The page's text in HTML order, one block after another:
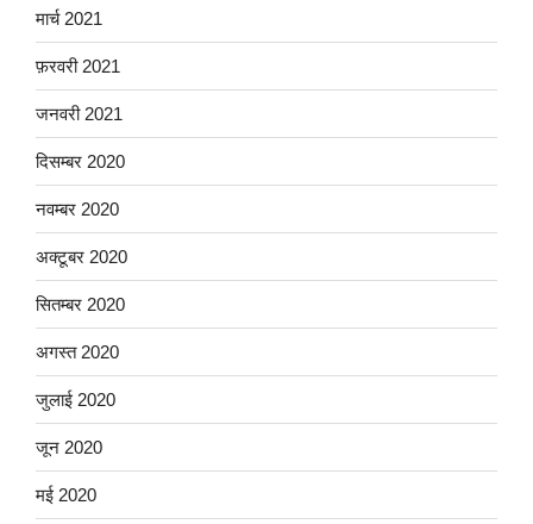
मार्च 2021
फ़रवरी 2021
जनवरी 2021
दिसम्बर 2020
नवम्बर 2020
अक्टूबर 2020
सितम्बर 2020
अगस्त 2020
जुलाई 2020
जून 2020
मई 2020